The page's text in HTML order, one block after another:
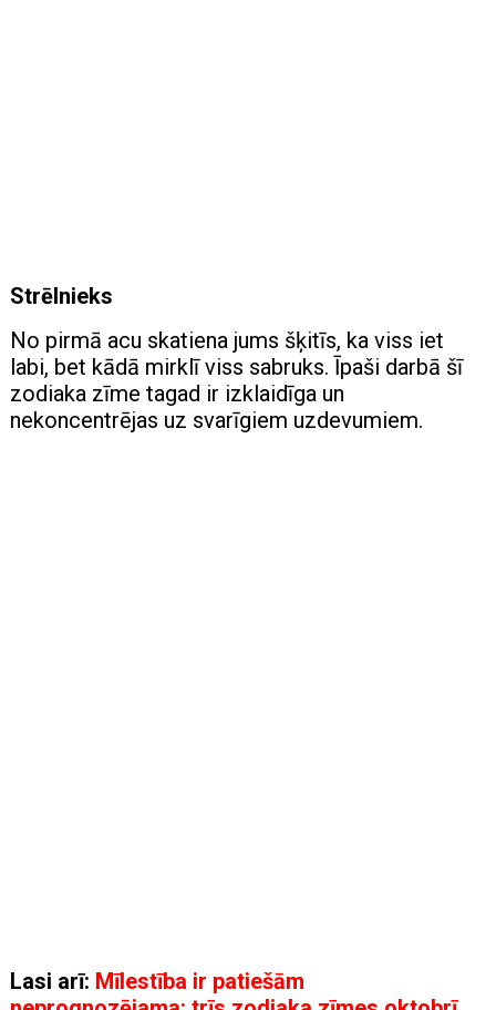
Strēlnieks
No pirmā acu skatiena jums šķitīs, ka viss iet
labi, bet kādā mirklī viss sabruks. Īpaši darbā šī
zodiaka zīme tagad ir izklaidīga un
nekoncentrējas uz svarīgiem uzdevumiem.
Lasi arī: Mīlestība ir patiešām